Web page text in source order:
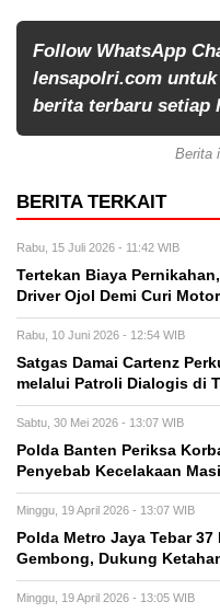
Follow WhatsApp
lensapolri.com untuk
berita terbaru setiap
Berita
BERITA TERKAIT
Rabu, 15 Juli 2026 - 11:42 WIB
Tertekan Biaya
Driver Ojol Demi Curi Motor
Rabu, 10 Juni 2026 - 12:54 WIB
Satgas Damai Cartenz
melalui Patroli Dialogis di
Sabtu, 30 Mei 2026 - 13:07 WIB
Polda Banten Periksa
Penyebab Kecelakaan
Minggu, 19 April 2026 - 13:07 WIB
Polda Metro Jaya Tebar
Gembong, Dukung
Minggu, 19 April 2026 - 13:05 WIB